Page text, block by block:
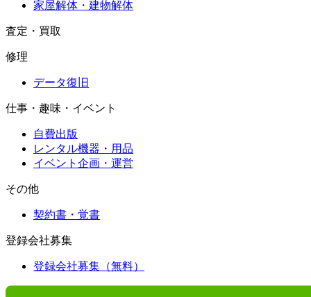
家屋解体・建物解体
査定・買取
修理
データ復旧
仕事・趣味・イベント
自費出版
レンタル機器・用品
イベント企画・運営
その他
契約書・覚書
登録会社募集
登録会社募集（無料）